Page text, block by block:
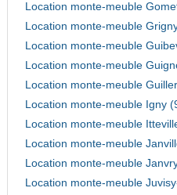
Location monte-meuble
Location monte-meuble
Location monte-meuble
Location monte-meuble
Location monte-meuble
Location monte-meuble Igny
Location monte-meuble
Location monte-meuble
Location monte-meuble
Location monte-meuble